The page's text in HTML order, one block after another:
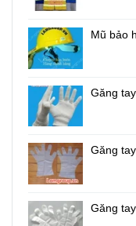
Mũ bảo
Găng
Găng
Găng